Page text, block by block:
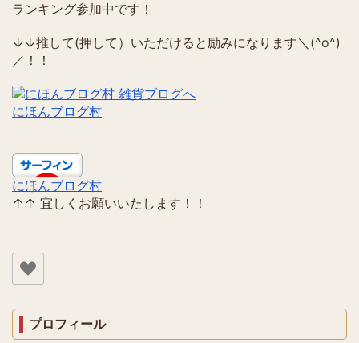
ランキング参加中です！
↓↓推して(押して）いただけると励みになります＼(^o^)
／！！
にほんブログ村
にほんブログ村
↑↑ 宜しくお願いいたします！！
プロフィール